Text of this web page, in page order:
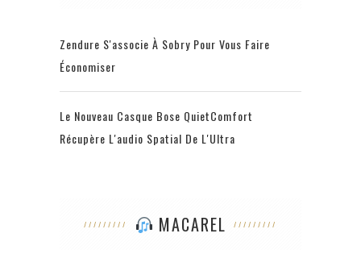
Zendure S'associe À Sobry Pour Vous Faire
Économiser
Le Nouveau Casque Bose QuietComfort
Récupère L'audio Spatial De L'Ultra
MACAREL